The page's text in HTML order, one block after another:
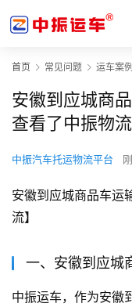
首页 常见问题 运车案例
安徽到应城商
查看了中振物流
中振汽车托运物流平台
安徽到应城商品车运
流】
一、安徽到应城
中振运车，作为安徽